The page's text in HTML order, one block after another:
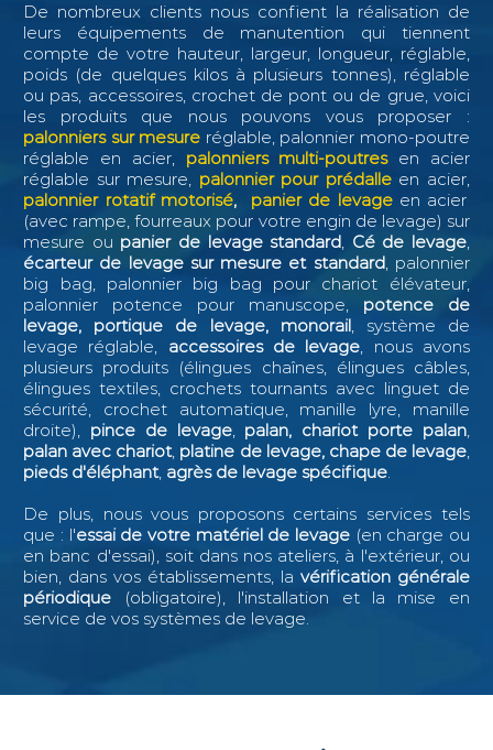
De nombreux clients nous confient la réalisation de
leurs équipements de manutention qui tiennent
compte de votre hauteur, largeur, longueur, réglable,
poids (de quelques kilos à plusieurs tonnes), réglable
ou pas, accessoires, crochet de pont ou de grue, voici
les produits que nous pouvons vous proposer :
palonniers sur mesure réglable, palonnier mono-poutre
réglable en acier,palonniers multi-poutres en acier
réglable sur mesure, palonnier pour prédalle en acier,
palonnier rotatif motorisé, panier de levage en acier
(avec rampe, fourreaux pour votre engin de levage) sur
mesure ou panier de levage standard, Cé de levage,
écarteur de levage sur mesure et standard, palonnier
big bag, palonnier big bag pour chariot élévateur,
palonnier potence pour manuscope, potence de
levage, portique de levage, monorail, système de
levage réglable, accessoires de levage, nous avons
plusieurs produits (élingues chaînes, élingues câbles,
élingues textiles, crochets tournants avec linguet de
sécurité, crochet automatique, manille lyre, manille
droite), pince de levage, palan, chariot porte palan,
palan avec chariot, platine de levage, chape de levage,
pieds d'éléphant, agrès de levage spécifique.
De plus, nous vous proposons certains services tels
que : l'essai de votre matériel de levage (en charge ou
en banc d'essai), soit dans nos ateliers, à l'extérieur, ou
bien, dans vos établissements, la vérification générale
périodique (obligatoire), l'installation et la mise en
service de vos systèmes de levage.